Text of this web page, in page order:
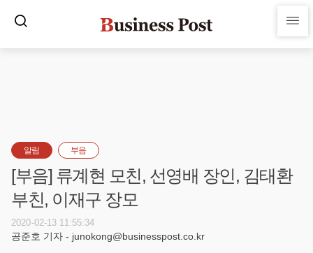
알림 부음
[부음] 류계현 모친, 선영배 장인, 김태환
부친, 이재구 장모
2020-02-13 11:55:34
공준호 기자 - junokong@businesspost.co.kr